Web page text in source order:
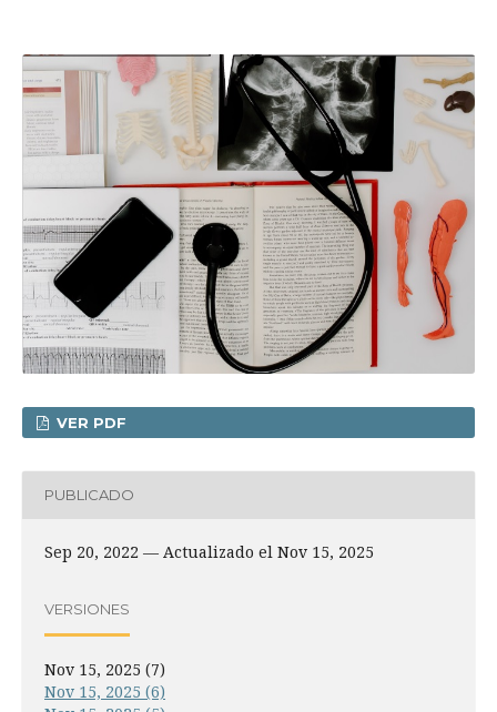
VER PDF
PUBLICADO
Sep 20, 2022 — Actualizado el Nov 15, 2025
VERSIONES
Nov 15, 2025 (7)
Nov 15, 2025 (6)